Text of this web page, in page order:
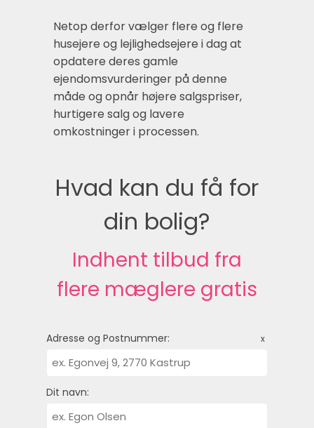
Netop derfor vælger flere og flere
husejere og lejlighedsejere i dag at
opdatere deres gamle
ejendomsvurderinger på denne
måde og opnår højere salgspriser,
hurtigere salg og lavere
omkostninger i processen.
Hvad kan du få for
din bolig?
Indhent tilbud fra
flere mæglere gratis
Adresse og Postnummer: x
Dit navn: